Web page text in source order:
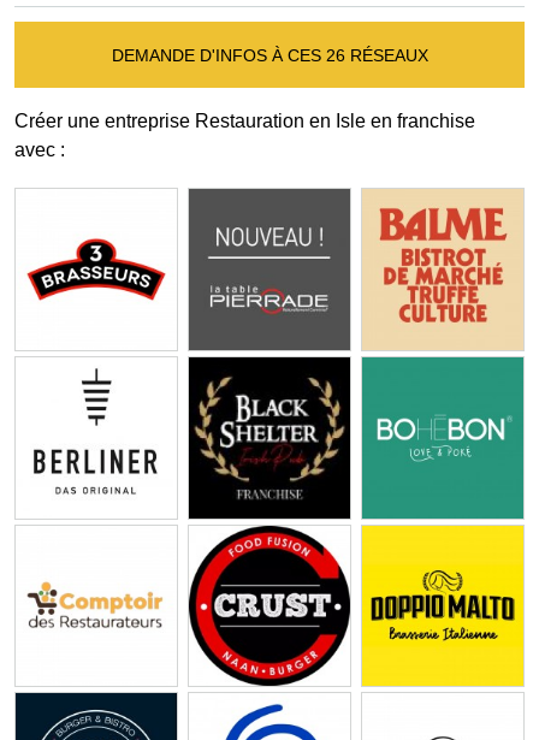
DEMANDE D'INFOS À CES 26 RÉSEAUX
Créer une entreprise Restauration en Isle en franchise
avec :